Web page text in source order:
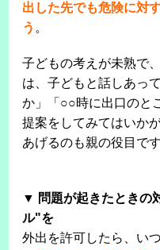
出した先でも危険に対
う 。
子どもの考えが未熟で
は、子どもと話しあっ
か」「○○時に出口のと
提案をしてみてはいか
あげるのも親の役目です
▼ 問題が起きたときの
ル"を
外出を許可したら、い